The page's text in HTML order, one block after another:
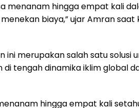
menanam hingga empat kali
biaya,” ujar Amran saat
ini merupakan salah satu solusi
tengah dinamika iklim global
hingga empat kali